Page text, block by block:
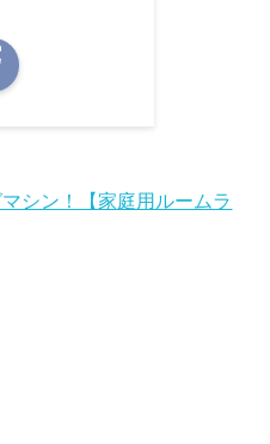
シン！【家庭用ルームラ